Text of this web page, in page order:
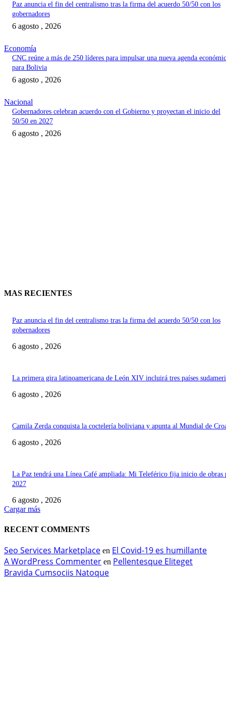
Paz anuncia el fin del centralismo tras la firma del acuerdo 50/50 con los
gobernadores
6 agosto , 2026
Economía
CNC reúne a más de 250 líderes para impulsar una nueva agenda
para Bolivia
6 agosto , 2026
Nacional
Gobernadores celebran acuerdo con el Gobierno y proyectan el inicio del
50/50 en 2027
6 agosto , 2026
MAS RECIENTES
Paz anuncia el fin del centralismo tras la firma del acuerdo 50/50 con los
gobernadores
6 agosto , 2026
La primera gira latinoamericana de León XIV incluirá tres países
6 agosto , 2026
Camila Zerda conquista la coctelería boliviana y apunta al Mundial de
6 agosto , 2026
La Paz tendrá una Línea Café ampliada: Mi Teleférico fija inicio de obras
2027
6 agosto , 2026
Cargar más
RECENT COMMENTS
Seo Services Marketplace en El Covid-19 es humillante
A WordPress Commenter en Pellentesque Eliteget
Bravida Cumsociis Natoque